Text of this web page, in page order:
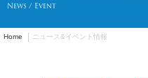
News / Event
Home ニュース&イベント情報